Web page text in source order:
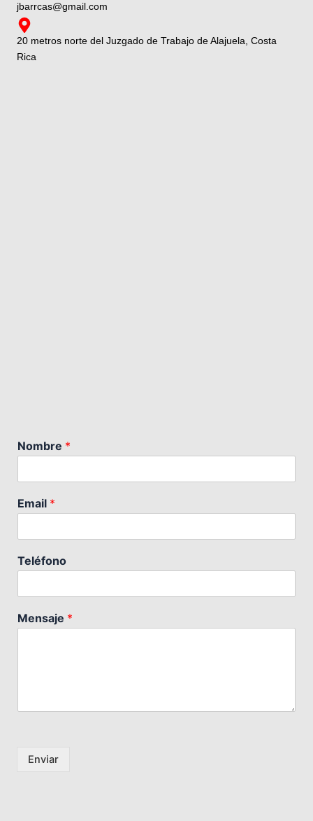
jbarrcas@gmail.com
20 metros norte del Juzgado de Trabajo de Alajuela, Costa
Rica
Nombre *
Email *
Teléfono
Mensaje *
Enviar